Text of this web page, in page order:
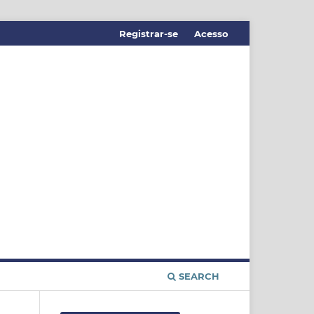
SEARCH
Registrar-se Acesso